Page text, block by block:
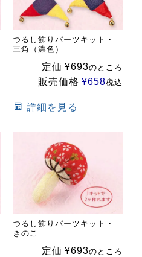
つるし飾りパーツキット・
三角（濃色）
定価 ¥693のところ
販売価格 ¥658税込
詳細を見る
つるし飾りパーツキット・
きのこ
定価 ¥693のところ